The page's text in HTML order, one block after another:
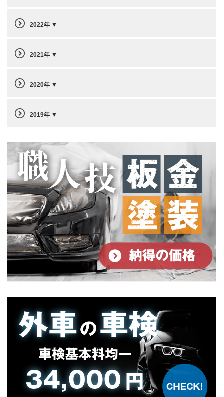
2022年
2021年
2020年
2019年